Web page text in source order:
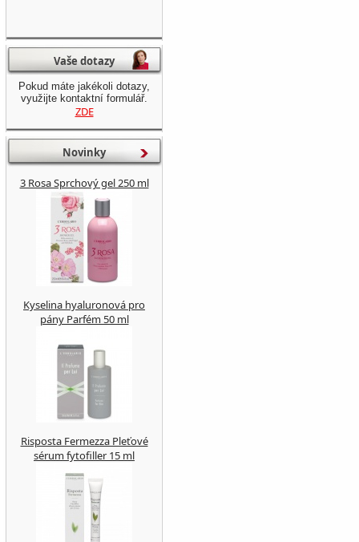
Vaše dotazy
Pokud máte jakékoli dotazy,
využijte kontaktní formulář.
ZDE
Novinky
3 Rosa Sprchový gel 250 ml
Kyselina hyaluronová pro
pány Parfém 50 ml
Risposta Fermezza Pleťové
sérum fytofiller 15 ml